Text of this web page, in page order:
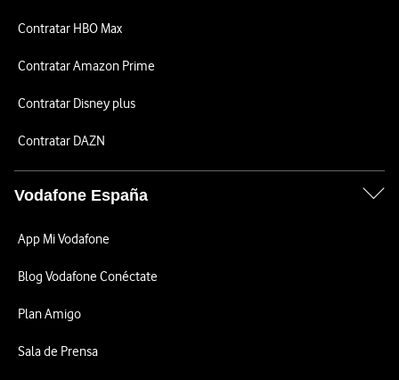
Contratar HBO Max
Contratar Amazon Prime
Contratar Disney plus
Contratar DAZN
Vodafone España
App Mi Vodafone
Blog Vodafone Conéctate
Plan Amigo
Sala de Prensa